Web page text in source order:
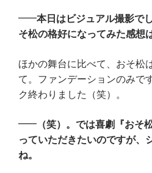
本日はビジュアル撮影で
そ松の格好になってみた感想
ほかの舞台に比べて、おそ松
て。ファンデーションのみで
ク終わりました（笑）。
（笑）。では喜劇『おそ
っていただきたいのですが、
ね。